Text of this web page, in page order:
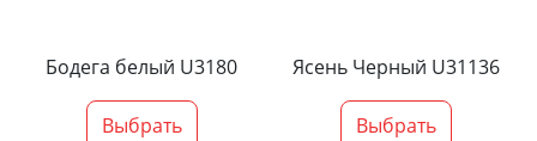
Бодега белый U3180
Выбрать
Ясень Черный U31136
Выбрать